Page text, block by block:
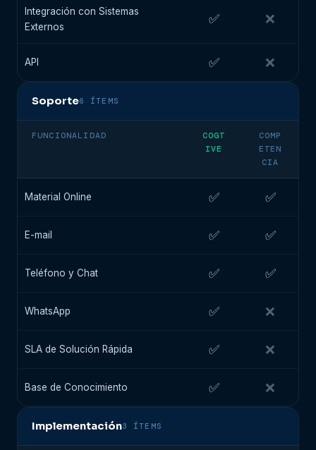
Integración con Sistemas
Externos
✅ ❌
API ✅ ❌
Soporte6 ÍTEMS
FUNCIONALIDAD
COGT
IVE
COMP
ETEN
CIA
Material Online ✅ ✅
E-mail ✅ ✅
Teléfono y Chat ✅ ✅
WhatsApp ✅ ❌
SLA de Solución Rápida ✅ ❌
Base de Conocimiento ✅ ❌
Implementación3 ÍTEMS